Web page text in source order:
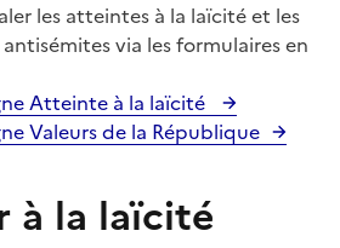
les atteintes à la laïcité et les
via les formulaires en
Atteinte à la laïcité
Valeurs de la République
à la laïcité